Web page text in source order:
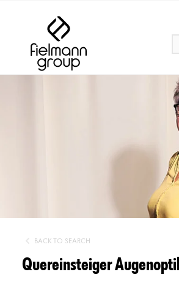
BACK TO SEARCH
Quereinsteiger